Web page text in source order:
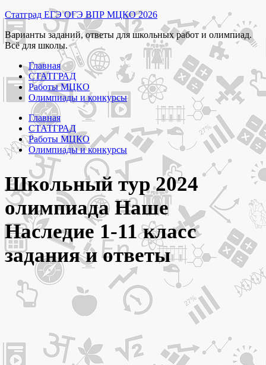
Перейти
к
содержимому
Статград ЕГЭ ОГЭ ВПР МЦКО 2026
Варианты заданий, ответы для школьных работ и олимпиад.
Всё для школы.
Главная
СТАТГРАД
Работы МЦКО
Олимпиады и конкурсы
Главная
СТАТГРАД
Работы МЦКО
Олимпиады и конкурсы
Школьный тур 2024
олимпиада Наше
Наследие 1-11 класс
задания и ответы